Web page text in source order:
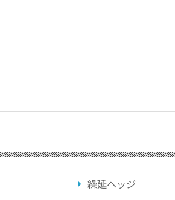
繰延ヘッジ